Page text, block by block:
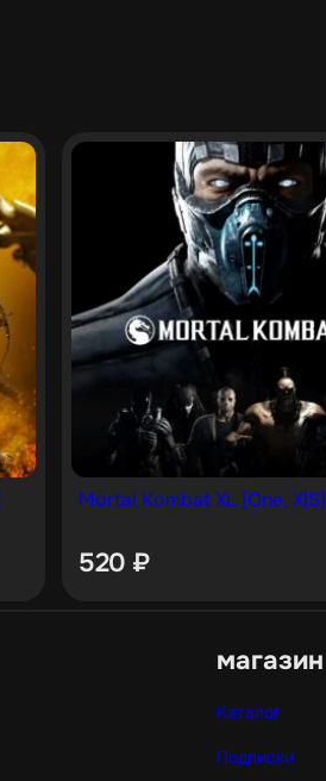
Mortal Kombat XL [One, X|S]
520 ₽
магазин
Каталог
Подписки